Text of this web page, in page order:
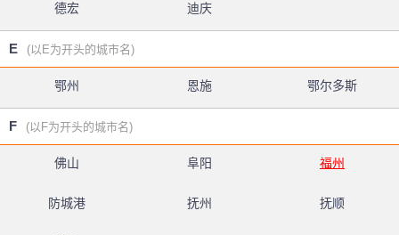
德宏 迪庆
E (以E为开头的城市名)
鄂州 恩施 鄂尔多斯
F (以F为开头的城市名)
佛山 阜阳 福州
防城港 抚州 抚顺